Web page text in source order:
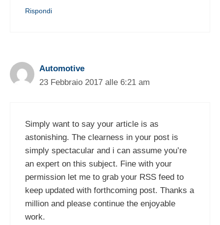
Rispondi
Automotive
23 Febbraio 2017 alle 6:21 am
Simply want to say your article is as
astonishing. The clearness in your post is
simply spectacular and i can assume you’re
an expert on this subject. Fine with your
permission let me to grab your RSS feed to
keep updated with forthcoming post. Thanks a
million and please continue the enjoyable
work.